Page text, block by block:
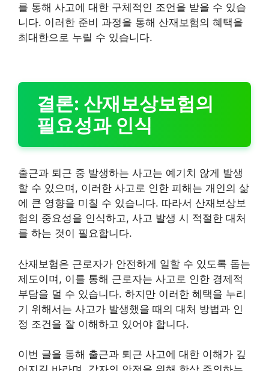
를 통해 사고에 대한 구체적인 조언을 받을 수 있습
니다. 이러한 준비 과정을 통해 산재보험의 혜택을
최대한으로 누릴 수 있습니다.
결론: 산재보상보험의
필요성과 인식
출근과 퇴근 중 발생하는 사고는 예기치 않게 발생
할 수 있으며, 이러한 사고로 인한 피해는 개인의 삶
에 큰 영향을 미칠 수 있습니다. 따라서 산재보상보
험의 중요성을 인식하고, 사고 발생 시 적절한 대처
를 하는 것이 필요합니다.
산재보험은 근로자가 안전하게 일할 수 있도록 돕는
제도이며, 이를 통해 근로자는 사고로 인한 경제적
부담을 덜 수 있습니다. 하지만 이러한 혜택을 누리
기 위해서는 사고가 발생했을 때의 대처 방법과 인
정 조건을 잘 이해하고 있어야 합니다.
이번 글을 통해 출근과 퇴근 사고에 대한 이해가 깊